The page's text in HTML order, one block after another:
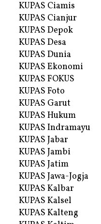
KUPAS Ciamis
KUPAS Cianjur
KUPAS Depok
KUPAS Desa
KUPAS Dunia
KUPAS Ekonomi
KUPAS FOKUS
KUPAS Foto
KUPAS Garut
KUPAS Hukum
KUPAS Indramayu
KUPAS Jabar
KUPAS Jambi
KUPAS Jatim
KUPAS Jawa-Jogja
KUPAS Kalbar
KUPAS Kalsel
KUPAS Kalteng